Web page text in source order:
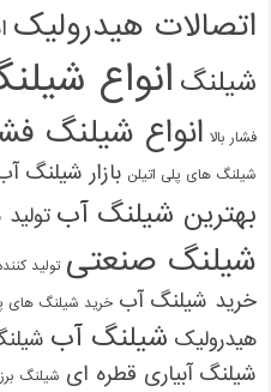
اتصالات هیدرولیک
شیلنگ انواع
فشار بالا انواع شیلنگ
شیلنگ های پلی اتیلن بازار شیلنگ
بهترین شیلنگ آب
شیلنگ صنعتی تولید
خرید شیلنگ آب خرید شیلنگ های
هیدرولیک شیلنگ آب
شیلنگ آبیاری قطره ای شیلنگ